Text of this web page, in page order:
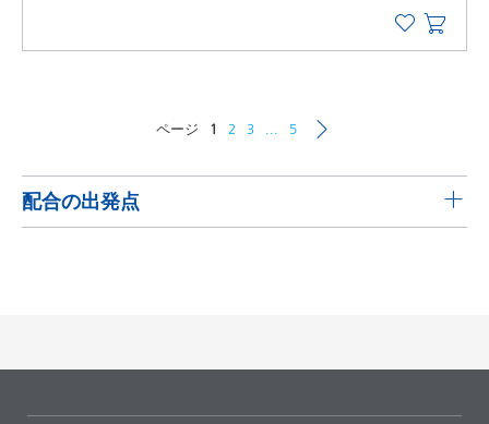
ページ 1 2 3 5
配合の出発点